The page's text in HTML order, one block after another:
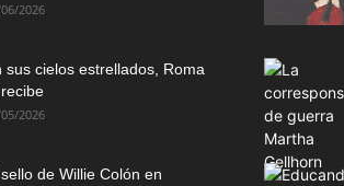
2026
sus cielos estrellados, Roma
2026
de Willie Colón en